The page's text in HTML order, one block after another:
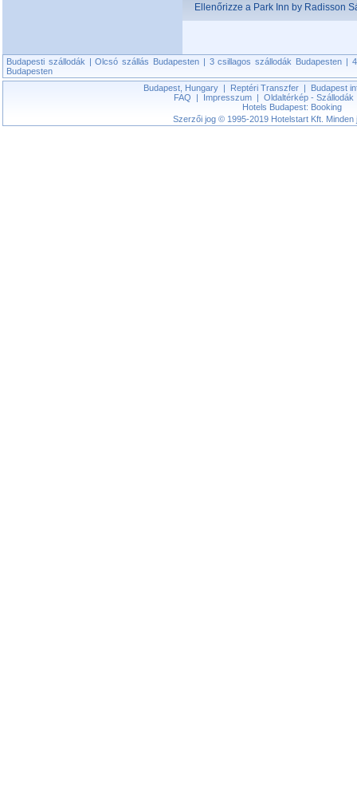
Ellenőrizze a Park Inn by Radisson
Budapesti szállodák |Olcsó szállás Budapesten| 3 csillagos szállodák Budapesten|
Budapesten
Budapest, Hungary| Reptéri Transzfer|
Budapest
FAQ | Impresszum| Oldaltérkép - Szállodák
Hotels Budapest: Booking
Szerzői jog © 1995-2019 Hotelstart Kft. Minden